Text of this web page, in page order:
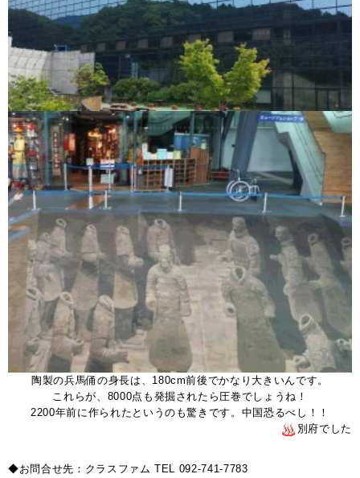
陶製の兵馬俑の身長は、180cm前後でかなり大きいんです。
これらが、8000点も発掘されたら圧巻でしょうね！
2200年前に作られたというのも驚きです。中国恐るべし！！
別府でした
◆お問合せ先：クラスファム TEL 092-741-7783